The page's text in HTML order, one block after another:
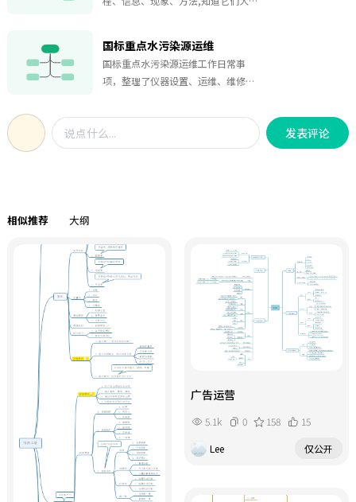
人士。
的开始,而非结束。 比如当朋友给我们
介绍一位新朋友时,朋友说,这位朋友性
格活泼开朗。
国标重点水污染源运维
国标重点水污染源运维工作日常事
项，整理了仪器设置、运维、维修检
发表评论
相似推荐 大纲
广告运营
5.1k 0 158
15
Lee
仅公开